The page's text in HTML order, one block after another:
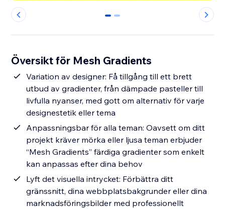
0 1
Översikt för Mesh Gradients
Variation av designer: Få tillgång till ett brett
utbud av gradienter, från dämpade pasteller till
livfulla nyanser, med gott om alternativ för varje
designestetik eller tema
Anpassningsbar för alla teman: Oavsett om ditt
projekt kräver mörka eller ljusa teman erbjuder
“Mesh Gradients” färdiga gradienter som enkelt
kan anpassas efter dina behov
Lyft det visuella intrycket: Förbättra ditt
gränssnitt, dina webbplatsbakgrunder eller dina
marknadsföringsbilder med professionellt